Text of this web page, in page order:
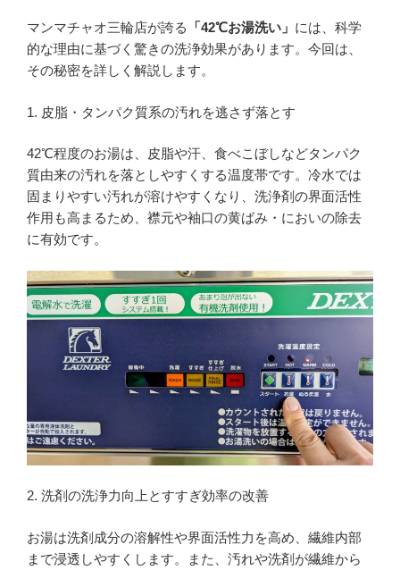
マンマチャオ三輪店が誇る 「42℃お湯洗い」 には、科学
的な理由に基づく驚きの洗浄効果があります。今回は、
その秘密を詳しく解説します。
1. 皮脂・タンパク質系の汚れを逃さず落とす
42℃程度のお湯は、皮脂や汗、食べこぼしなどタンパク
質由来の汚れを落としやすくする温度帯です。冷水では
固まりやすい汚れが溶けやすくなり、洗浄剤の界面活性
作用も高まるため、襟元や袖口の黄ばみ・においの除去
に有効です。
2. 洗剤の洗浄力向上とすすぎ効率の改善
お湯は洗剤成分の溶解性や界面活性力を高め、繊維内部
まで浸透しやすくします。また、汚れや洗剤が繊維から